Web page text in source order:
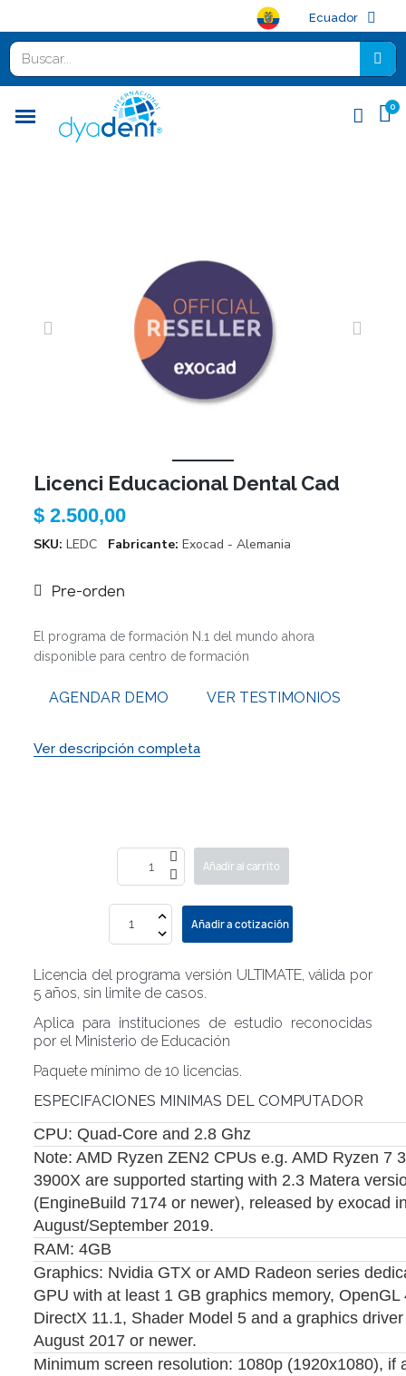
Ecuador
Licenci Educacional Dental Cad
SKU LEDC Fabricante Exocad - Alemania
$ 2.500,00
Pre-orden
El programa de formación N.1 del mundo ahora
disponible para centro de formación
AGENDAR DEMO VER TESTIMONIOS
Ver descripción completa
Añadir al carrito
Añadir a cotización
Licencia del programa versión ULTIMATE, válida por
5 años, sin limite de casos.
Aplica para instituciones de estudio reconocidas
por el Ministerio de Educación
Paquete mínimo de 10 licencias.
ESPECIFACIONES MINIMAS DEL COMPUTADOR
CPU: Quad-Core and 2.8 Ghz
Note: AMD Ryzen ZEN2 CPUs e.g. AMD Ryzen 7
3900X are supported starting with 2.3 Matera
(EngineBuild 7174 or newer), released by exocad
August/September 2019.
RAM: 4GB
Graphics: Nvidia GTX or AMD Radeon series
GPU with at least 1 GB graphics memory, OpenGL
DirectX 11.1, Shader Model 5 and a graphics
August 2017 or newer.
Minimum screen resolution: 1080p (1920x1080), if